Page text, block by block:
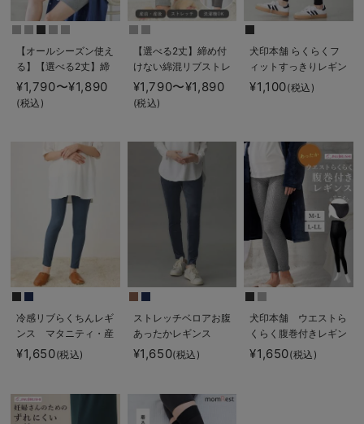
【オールシーズン使え
る】【選べる2丈】締
め付けない綿混リブス
トレートレギンス【産
¥1,790〜¥1,890
(税込)
【選べる2丈】締め付
けない綿混リブストレ
ートレギンス【産後ま
で長く使える】
¥1,790〜¥1,890
(税込)
犬印本舗 らくらくフ
ィットすっきりレギン
ス
¥1,100(税込)
冷感リブらくちんレギ
ンス マタニティ・産
後【出産後も長く使え
る】fairy（フェアリ
¥1,650(税込)
ストレッチベロアお腹
あったかレギンス
fairy（フェアリー）
マタニティ・産後
¥1,650(税込)
犬印本舗 ウエストら
くらく腹巻付きレギン
ス【出産後も長く使え
る】
¥1,650(税込)